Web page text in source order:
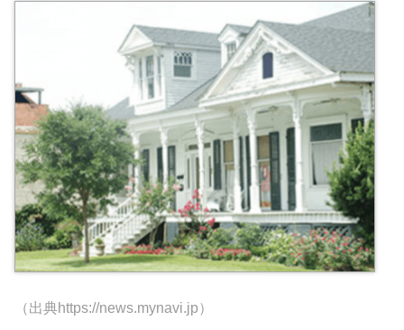
（出典https://news.mynavi.jp）